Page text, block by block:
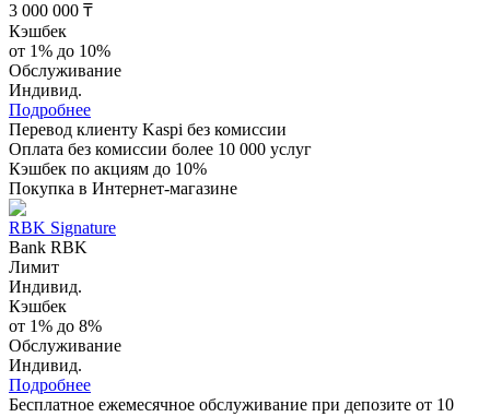
3 000 000 ₸
Кэшбек
от 1% до 10%
Обслуживание
Индивид.
Подробнее
Перевод клиенту Kaspi без комиссии
Оплата без комиссии более 10 000 услуг
Кэшбек по акциям до 10%
Покупка в Интернет-магазине
RBK Signature
Bank RBK
Лимит
Индивид.
Кэшбек
от 1% до 8%
Обслуживание
Индивид.
Подробнее
Бесплатное ежемесячное обслуживание при депозите от 10